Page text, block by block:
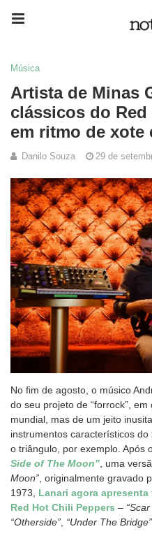
Música
Artista de Minas
clássicos do
em ritmo de xote
Danilo Souza 29 de
No fim de agosto, o músico
do seu projeto de “forrock”,
mundial, mas de um jeito
instrumentos característicos
o triângulo, por exemplo. Após
Side of The Moon” , uma
Moon” , originalmente gravado
1973, Lanari agora
Red Hot Chili Peppers –
“Otherside” “Under The Bridge”